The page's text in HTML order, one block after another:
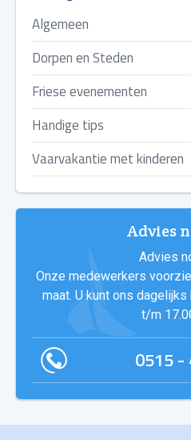
Algemeen
Dorpen en Steden
Friese evenementen
Handige tips
Vaarvakantie met kinderen
Advies
Advies
Onze medewerkers
maat. U kunt ons
t/m
0515 -